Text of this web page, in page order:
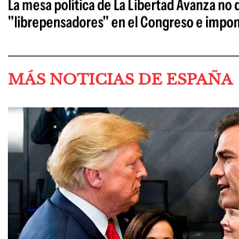
La mesa política de La Libertad Avanza no
"librepensadores" en el Congreso e
MÁS NOTICIAS DE ESPAÑA